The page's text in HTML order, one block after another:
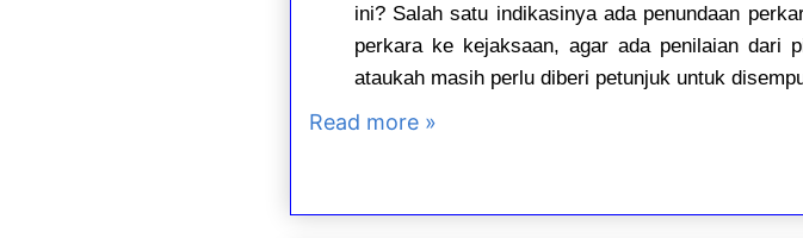
ini? Salah satu indikasinya ada penundaan
perkara ke kejaksaan, agar ada penilaian dari
ataukah masih perlu diberi petunjuk untuk
Read more »